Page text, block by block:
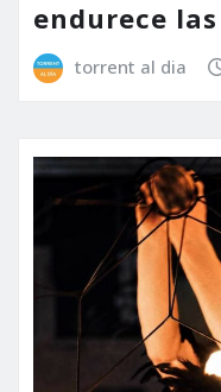
endurece
torrent al dia